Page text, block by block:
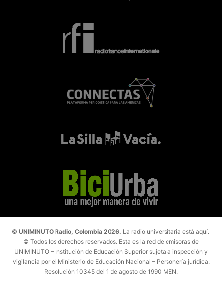
© UNIMINUTO Radio, Colombia 2026. La radio universitaria está aquí.
© Todos los derechos reservados. Esta es la red de emisoras de
UNIMINUTO – Institución de Educación Superior sujeta a inspección y
vigilancia por el Ministerio de Educación Nacional – Personería jurídica:
Resolución 10345 del 1 de agosto de 1990 MEN.